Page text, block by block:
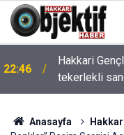
22:46
Hakkari
tekerlekli
Anasayfa